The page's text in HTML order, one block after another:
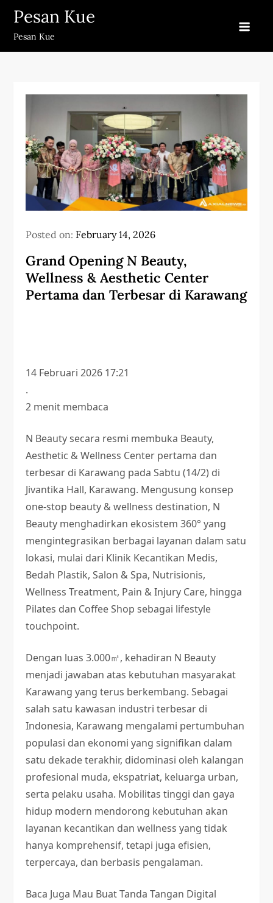
Skip
content
Pesan Kue
Pesan Kue
Posted on: February 14, 2026
Grand Opening N Beauty,
Wellness & Aesthetic Center
Pertama dan Terbesar di Karawang
14 Februari 2026 17:21
.
2 menit membaca
N Beauty secara resmi membuka Beauty,
Aesthetic & Wellness Center pertama dan
terbesar di Karawang pada Sabtu (14/2) di
Jivantika Hall, Karawang. Mengusung konsep
one-stop beauty & wellness destination, N
Beauty menghadirkan ekosistem 360° yang
mengintegrasikan berbagai layanan dalam satu
lokasi, mulai dari Klinik Kecantikan Medis,
Bedah Plastik, Salon & Spa, Nutrisionis,
Wellness Treatment, Pain & Injury Care, hingga
Pilates dan Coffee Shop sebagai lifestyle
touchpoint.
Dengan luas 3.000㎡, kehadiran N Beauty
menjadi jawaban atas kebutuhan masyarakat
Karawang yang terus berkembang. Sebagai
salah satu kawasan industri terbesar di
Indonesia, Karawang mengalami pertumbuhan
populasi dan ekonomi yang signifikan dalam
satu dekade terakhir, didominasi oleh kalangan
profesional muda, ekspatriat, keluarga urban,
serta pelaku usaha. Mobilitas tinggi dan gaya
hidup modern mendorong kebutuhan akan
layanan kecantikan dan wellness yang tidak
hanya komprehensif, tetapi juga efisien,
terpercaya, dan berbasis pengalaman.
Baca Juga Mau Buat Tanda Tangan Digital